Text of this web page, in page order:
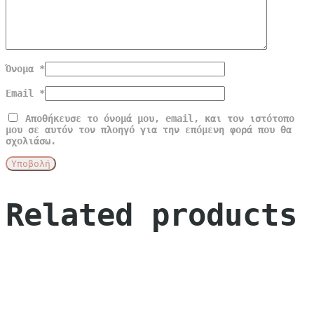
Όνομα *
Email *
Αποθήκευσε το όνομά μου, email, και τον ιστότοπο
μου σε αυτόν τον πλοηγό για την επόμενη φορά που θα
σχολιάσω.
Related products